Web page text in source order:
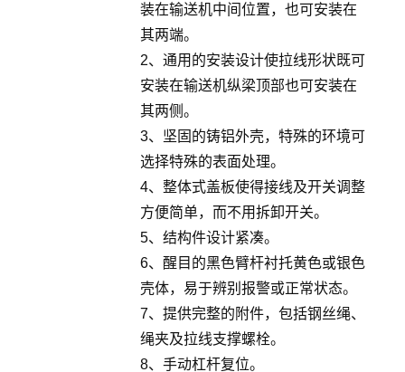
装在输送机中间位置，也可安装在
其两端。
2、通用的安装设计使拉线形状既可
安装在输送机纵梁顶部也可安装在
其两侧。
3、坚固的铸铝外壳，特殊的环境可
选择特殊的表面处理。
4、整体式盖板使得接线及开关调整
方便简单，而不用拆卸开关。
5、结构件设计紧凑。
6、醒目的黑色臂杆衬托黄色或银色
壳体，易于辨别报警或正常状态。
7、提供完整的附件，包括钢丝绳、
绳夹及拉线支撑螺栓。
8、手动杠杆复位。